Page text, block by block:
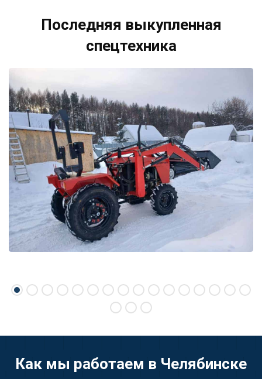
Последняя выкупленная
спецтехника
Как мы работаем в Челябинске